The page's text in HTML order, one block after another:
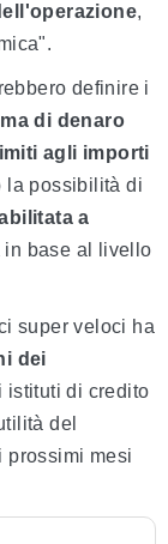
,
definire i
di denaro
agli importi
la possibilità di
a
in base al livello
super veloci ha
dei
istituti di credito
del
prossimi mesi